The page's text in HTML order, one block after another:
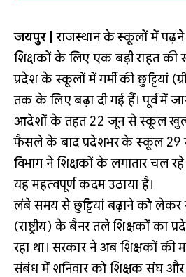
जयपुर |राजस्थान के स्कूलों में
शिक्षकों के लिए एक बड़ी राहत की
प्रदेश के स्कूलों में गर्मी की छुट्टियां
तक के लिए बढ़ा दी गई हैं। पूर्व में
आदेशों के तहत 22 जून से स्कूल
फैसले के बाद प्रदेशभर के स्कूल 29
विभाग ने शिक्षकों के लगातार चल रहे
यह महत्वपूर्ण कदम उठाया है।
लंबे समय से छुट्टियां बढ़ाने को लेकर
(राष्ट्रीय) के बैनर तले शिक्षकों का
रहा था। सरकार ने अब शिक्षकों की
संबंध में शनिवार को शिक्षक संघ और